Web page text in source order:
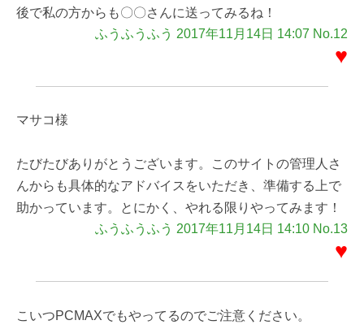
後で私の方からも〇〇さんに送ってみるね！
ふうふうふう 2017年11月14日 14:07 No.12
♥
マサコ様
たびたびありがとうございます。このサイトの管理人さ
んからも具体的なアドバイスをいただき、準備する上で
助かっています。とにかく、やれる限りやってみます！
ふうふうふう 2017年11月14日 14:10 No.13
♥
こいつPCMAXでもやってるのでご注意ください。